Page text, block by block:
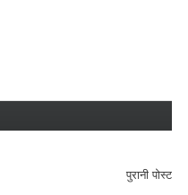
पुरानी पोस्ट